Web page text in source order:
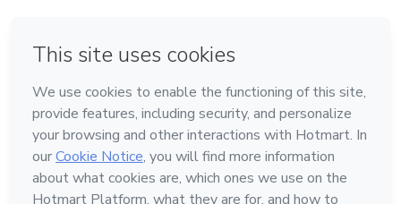
Feito com ❤ em Bogotá
Conheça a Hotmart